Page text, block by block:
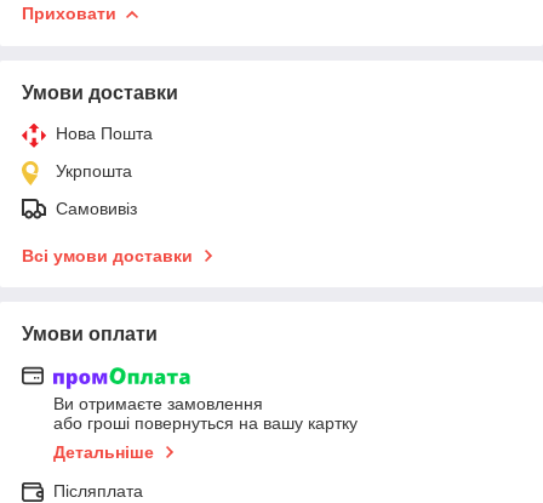
Приховати
Умови доставки
Нова Пошта
Укрпошта
Самовивіз
Всі умови доставки
Умови оплати
Ви отримаєте замовлення
або гроші повернуться на вашу картку
Детальніше
Післяплата